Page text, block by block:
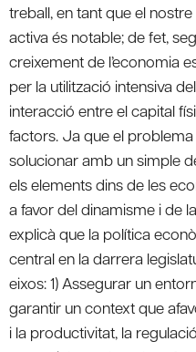
treball, en tant que el
activa és notable; de fet,
creixement de l’economia
per la utilització intensiva
interacció entre el capital
factors. Ja que el
solucionar amb un simple
els elements dins de les
a favor del dinamisme i de
explicà que la política
central en la darrera
eixos: 1) Assegurar un
garantir un context que
i la productivitat, la